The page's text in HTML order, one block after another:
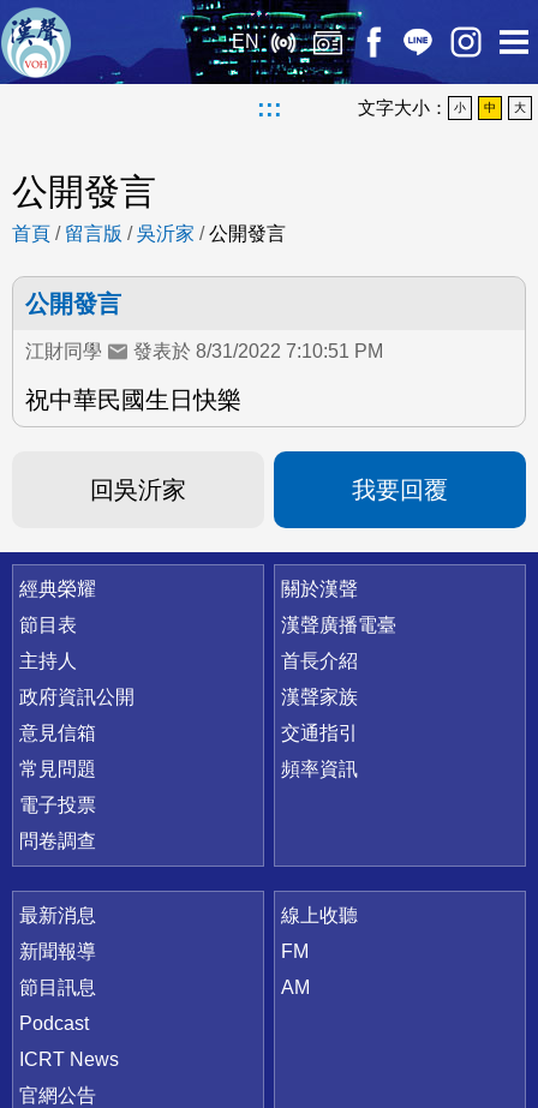
EN
::: 文字大小： 小 中 大
公開發言
首頁 / 留言版 /吳沂家 /公開發言
公開發言
江財同學 發表於 8/31/2022 7:10:51 PM
祝中華民國生日快樂
回吳沂家 我要回覆
快速連結
經典榮耀
節目表
主持人
政府資訊公開
意見信箱
常見問題
電子投票
問卷調查
關於漢聲
漢聲廣播電臺
首長介紹
漢聲家族
交通指引
頻率資訊
最新消息
新聞報導
節目訊息
Podcast
ICRT News
官網公告
線上收聽
FM
AM